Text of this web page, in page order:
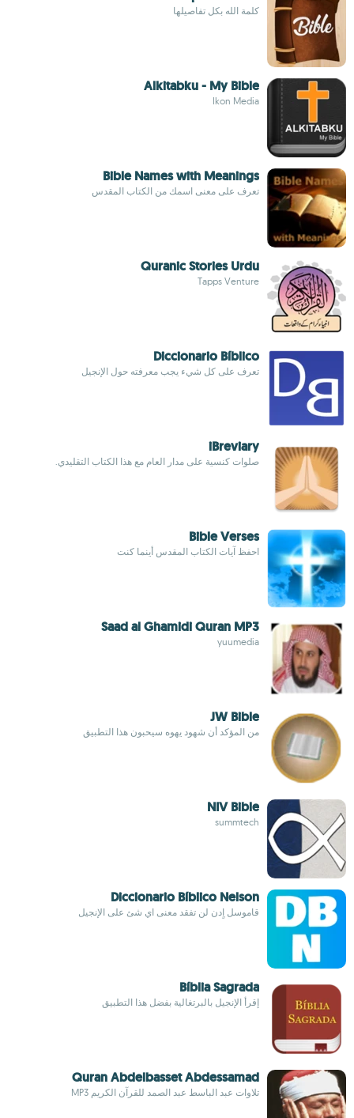
كلمة الله بكل تفاصيلها
Alkitabku - My Bible
Ikon Media
Bible Names with Meanings
تعرف على معنى اسمك من الكتاب المقدس
Quranic Stories Urdu
Tapps Venture
Diccionario Bíblico
تعرف على كل شيء يجب معرفته حول الإنجيل
iBreviary
صلوات كنسية على مدار العام مع هذا الكتاب التقليدي.
Bible Verses
احفظ آيات الكتاب المقدس أينما كنت
Saad al Ghamidi Quran MP3
yuumedia
JW Bible
من المؤكد أن شهود يهوه سيحبون هذا التطبيق
NIV Bible
summtech
Diccionario Bíblico Nelson
قاموسل اٍدن لن تفقد معنى اي شئ على الإنجيل
Bíblia Sagrada
إقرأ الإنجيل بالبرتغالية بفضل هذا التطبيق
Quran Abdelbasset Abdessamad
تلاوات عبد الباسط عبد الصمد للقرآن الكريم MP3